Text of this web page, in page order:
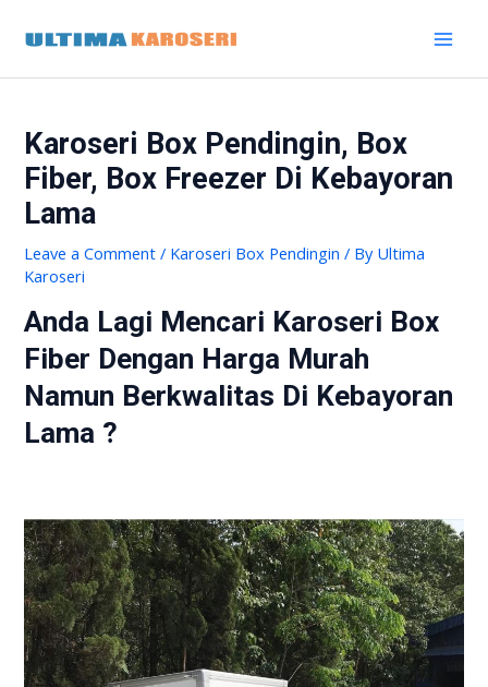
content
Karoseri Box Pendingin, Box
Fiber, Box Freezer Di Kebayoran
Lama
Leave a Comment / Karoseri Box Pendingin / By Ultima
Karoseri
Anda Lagi Mencari Karoseri Box
Fiber Dengan Harga Murah
Namun Berkwalitas Di Kebayoran
Lama ?
navigation